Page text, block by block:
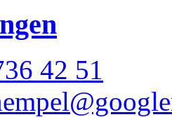
42 51